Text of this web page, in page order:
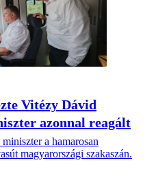
Vitézy Dávid
azonnal reagált
a hamarosan
magyarországi szakaszán.